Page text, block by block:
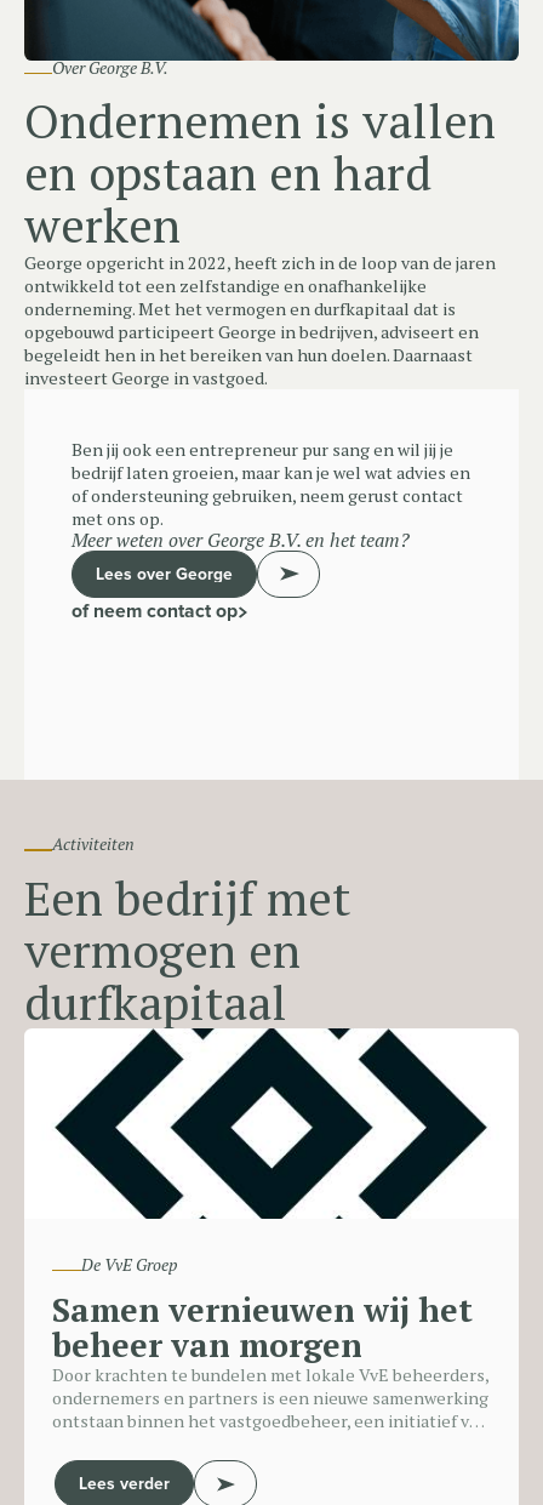
Over George B.V.
Ondernemen is vallen
en opstaan en hard
werken
George opgericht in 2022, heeft zich in de loop van de jaren
ontwikkeld tot een zelfstandige en onafhankelijke
onderneming. Met het vermogen en durfkapitaal dat is
opgebouwd participeert George in bedrijven, adviseert en
begeleidt hen in het bereiken van hun doelen. Daarnaast
investeert George in vastgoed.
Ben jij ook een entrepreneur pur sang en wil jij je
bedrijf laten groeien, maar kan je wel wat advies en
of ondersteuning gebruiken, neem gerust contact
met ons op.
Meer weten over George B.V. en het team?
Lees over George
of neem contact op
Activiteiten
Een bedrijf met
vermogen en
durfkapitaal
De VvE Groep
Samen vernieuwen wij het
beheer van morgen
Door krachten te bundelen met lokale VvE beheerders,
ondernemers en partners is een nieuwe samenwerking
ontstaan binnen het vastgoedbeheer, een initiatief van
Berend Kloppenborg en Gosse Taal, beide afgelopen
jaren werkzaam geweest in de vastgoedbeheersector.
Lees verder